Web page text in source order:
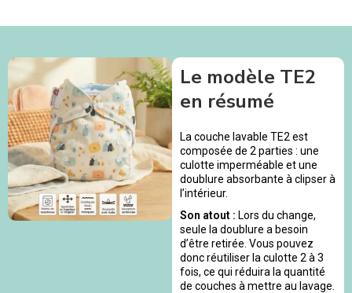
Le modèle TE2
en résumé
La couche lavable TE2 est
composée de 2 parties : une
culotte imperméable et une
doublure absorbante à clipser à
l’intérieur.
Son atout : Lors du change,
seule la doublure a besoin
d’être retirée. Vous pouvez
donc réutiliser la culotte 2 à 3
fois, ce qui réduira la quantité
de couches à mettre au lavage.